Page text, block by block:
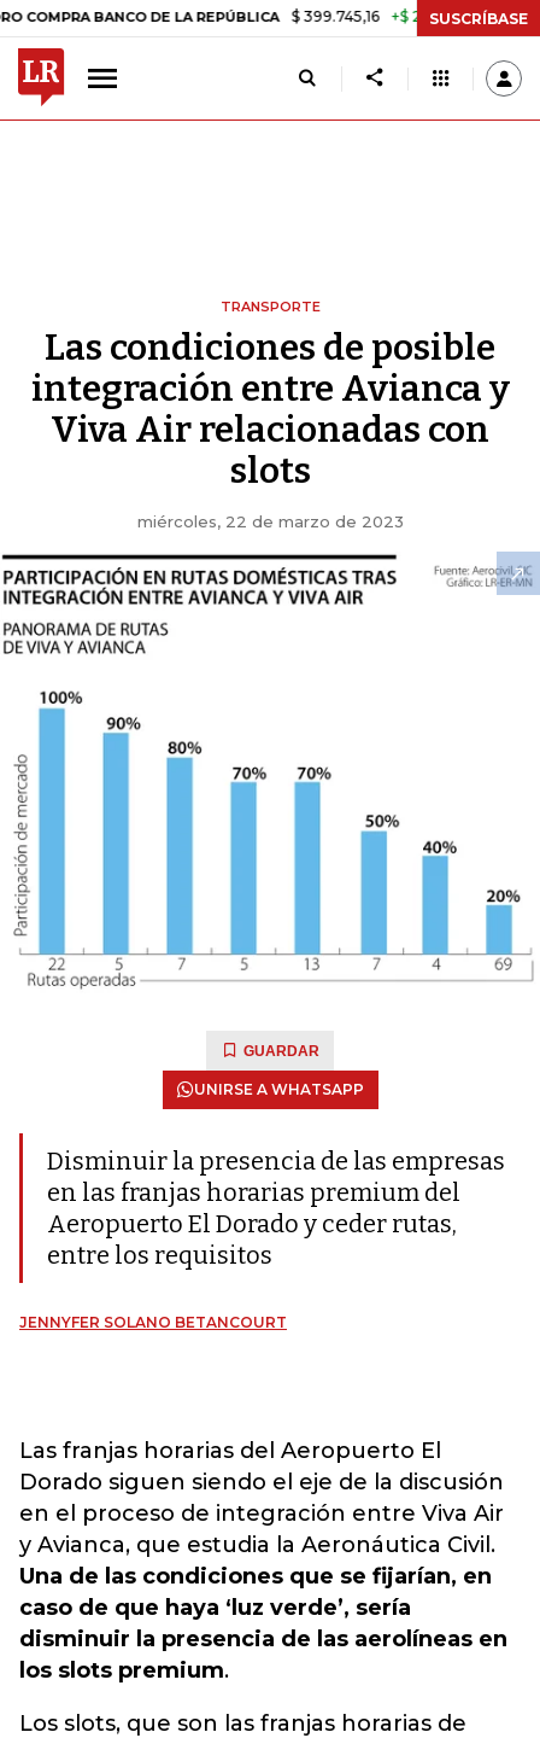
BANCO DE LA REPÚBLICA $ 399.745,16 +$ 2.295,71 +0,58%
SUSCRÍBASE
TRANSPORTE
Las condiciones de posible
integración entre Avianca y
Viva Air relacionadas con
slots
miércoles, 22 de marzo de 2023
GUARDAR
UNIRSE A WHATSAPP
Disminuir la presencia de las empresas
en las franjas horarias premium del
Aeropuerto El Dorado y ceder rutas,
entre los requisitos
JENNYFER SOLANO BETANCOURT
Las franjas horarias del Aeropuerto El
Dorado siguen siendo el eje de la discusión
en el proceso de integración entre Viva Air
y Avianca, que estudia la Aeronáutica Civil.
Una de las condiciones que se fijarían, en
caso de que haya ‘luz verde’, sería
disminuir la presencia de las aerolíneas en
los slots premium.
Los slots, que son las franjas horarias de